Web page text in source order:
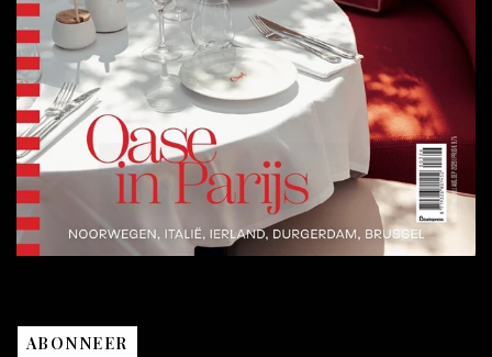
ABONNEER